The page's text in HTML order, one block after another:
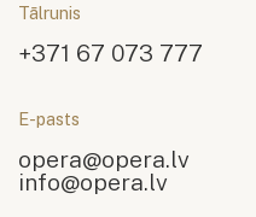
Tālrunis
+371 67 073 777
E-pasts
opera@opera.lv
info@opera.lv